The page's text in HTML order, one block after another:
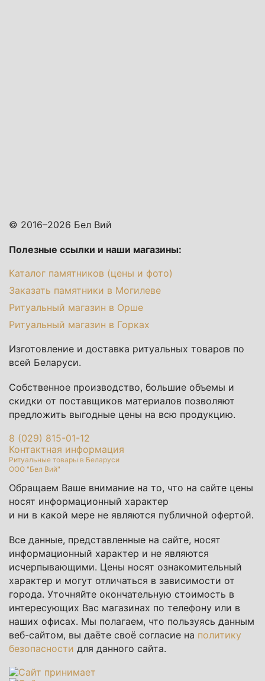
© 2016–2026 Бел Вий
Полезные ссылки и наши магазины:
Каталог памятников (цены и фото)
Заказать памятники в Могилеве
Ритуальный магазин в Орше
Ритуальный магазин в Горках
Изготовление и доставка ритуальных товаров по
всей Беларуси.
Собственное производство, большие объемы и
скидки от поставщиков материалов позволяют
предложить выгодные цены на всю продукцию.
8 (029) 815-01-12
Контактная информация
Ритуальные товары в Беларуси
ООО "Бел Вий"
Обращаем Ваше внимание на то, что на сайте цены
носят информационный характер
и ни в какой мере не являются публичной офертой.
Все данные, представленные на сайте, носят
информационный характер и не являются
исчерпывающими. Цены носят ознакомительный
характер и могут отличаться в зависимости от
города. Уточняйте окончательную стоимость в
интересующих Вас магазинах по телефону или в
наших офисах. Мы полагаем, что пользуясь данным
веб-сайтом, вы даёте своё согласие на политику
безопасности для данного сайта.